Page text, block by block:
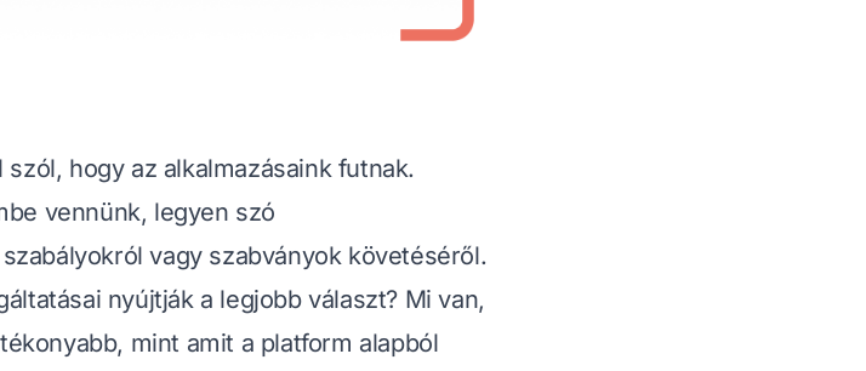
hogy az alkalmazásaink futnak.
vennünk, legyen szó
vagy szabványok követéséről.
nyújtják a legjobb választ? Mi van,
mint amit a platform alapból